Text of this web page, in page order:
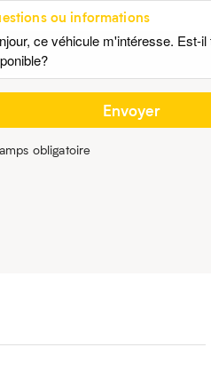
ou informations
obligatoire